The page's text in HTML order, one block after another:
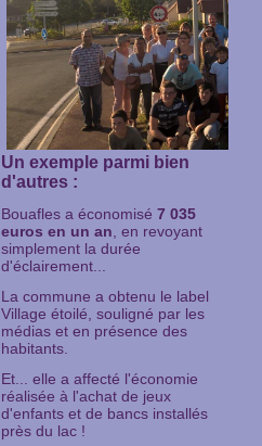
Un exemple parmi bien
d'autres :
Bouafles a économisé 7 035
euros en un an, en revoyant
simplement la durée
d'éclairement...
La commune a obtenu le label
Village étoilé, souligné par les
médias et en présence des
habitants.
Et... elle a affecté l'économie
réalisée à l'achat de jeux
d'enfants et de bancs installés
près du lac !